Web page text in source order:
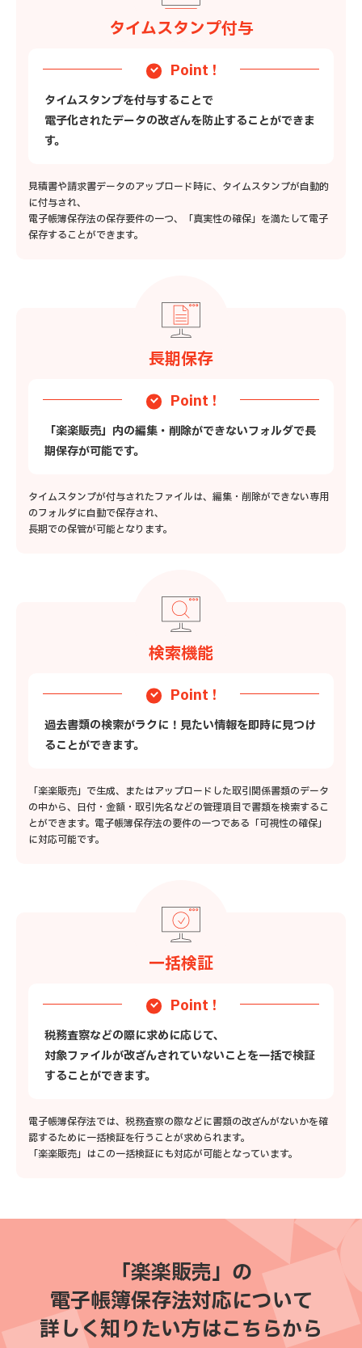
タイムスタンプ付与
Point !
タイムスタンプを付与することで
電子化されたデータの改ざんを防止することができま
す。
見積書や請求書データのアップロード時に、タイムスタンプが自動的
に付与され、
電子帳簿保存法の保存要件の一つ、「真実性の確保」を満たして電子
保存することができます。
長期保存
Point !
「楽楽販売」内の編集・削除ができないフォルダで長
期保存が可能です。
タイムスタンプが付与されたファイルは、編集・削除ができない専用
のフォルダに自動で保存され、
長期での保管が可能となります。
検索機能
Point !
過去書類の検索がラクに！見たい情報を即時に見つけ
ることができます。
「楽楽販売」で生成、またはアップロードした取引関係書類のデータ
の中から、日付・金額・取引先名などの管理項目で書類を検索するこ
とができます。電子帳簿保存法の要件の一つである「可視性の確保」
に対応可能です。
一括検証
Point !
税務査察などの際に求めに応じて、
対象ファイルが改ざんされていないことを一括で検証
することができます。
電子帳簿保存法では、税務査察の際などに書類の改ざんがないかを確
認するために一括検証を行うことが求められます。
「楽楽販売」はこの一括検証にも対応が可能となっています。
「楽楽販売」の
電子帳簿保存法対応について
詳しく知りたい方はこちらから